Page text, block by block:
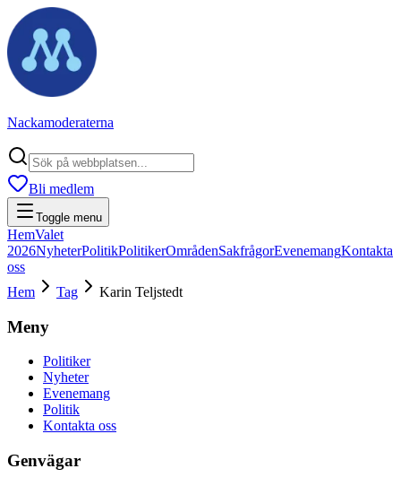
Nackamoderaterna
Bli medlem
Toggle menu
HemValet
2026NyheterPolitikPolitikerOmrådenSakfrågorEvenemangKontakta
oss
Hem
Tag Karin Teljstedt
Meny
Politiker
Nyheter
Evenemang
Politik
Kontakta oss
Genvägar